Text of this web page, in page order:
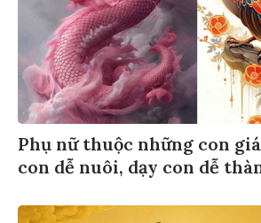
Phụ nữ thuộc những con
con dễ nuôi, dạy con dễ